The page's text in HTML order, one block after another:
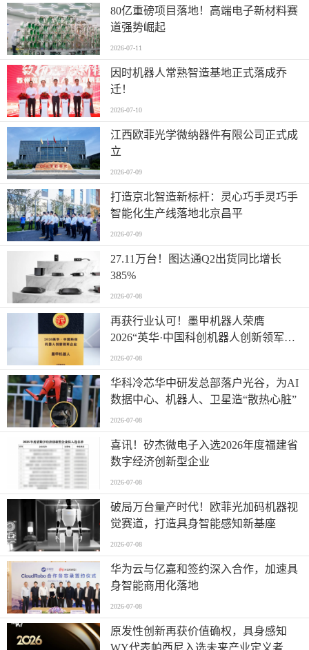
80亿重磅项目落地！高端电子新材料赛
道强势崛起
2026-07-11
因时机器人常熟智造基地正式落成乔
迁！
2026-07-10
江西欧菲光学微纳器件有限公司正式成
立
2026-07-09
打造京北智造新标杆：灵心巧手灵巧手
智能化生产线落地北京昌平
2026-07-09
27.11万台！图达通Q2出货同比增长
385%
2026-07-08
再获行业认可！墨甲机器人荣膺
2026“英华·中国科创机器人创新领军企
业”全产业链智能出海标杆
2026-07-08
华科冷芯华中研发总部落户光谷，为AI
数据中心、机器人、卫星造“散热心脏”
2026-07-08
喜讯！矽杰微电子入选2026年度福建省
数字经济创新型企业
2026-07-08
破局万台量产时代！欧菲光加码机器视
觉赛道，打造具身智能感知新基座
2026-07-08
华为云与亿嘉和签约深入合作，加速具
身智能商用化落地
2026-07-08
原发性创新再获价值确权，具身感知
WY代表帕西尼入选未来产业定义者榜